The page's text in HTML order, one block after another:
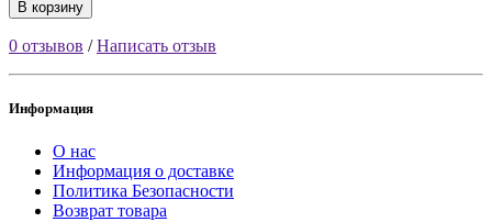
В корзину
0 отзывов /Написать отзыв
Информация
О нас
Информация о доставке
Политика Безопасности
Возврат товара